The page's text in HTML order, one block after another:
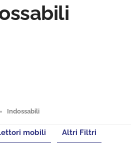
Indossabili
mobili Altri Filtri